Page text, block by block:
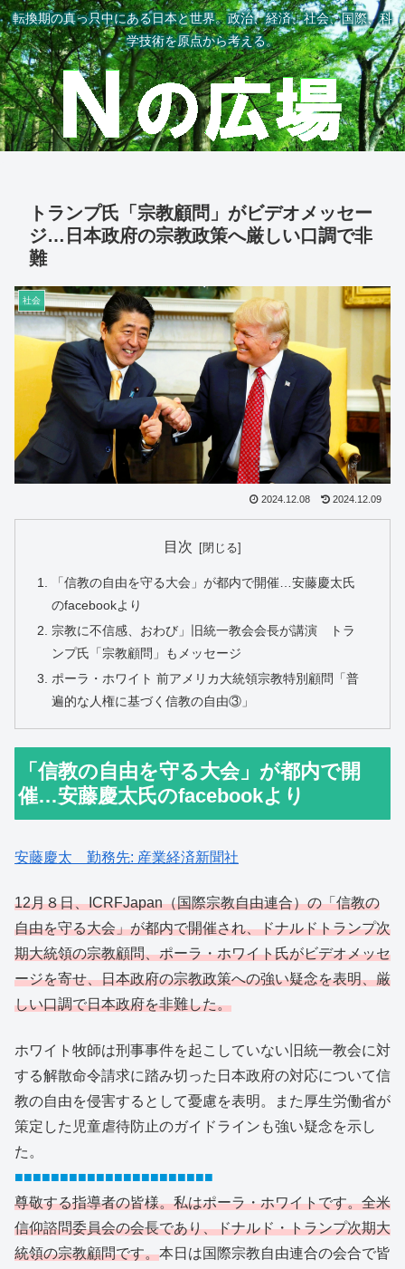
転換期の真っ只中にある日本と世界。政治、経済、社会、国際、科
学技術を原点から考える。
トランプ氏「宗教顧問」がビデオメッセー
ジ…日本政府の宗教政策へ厳しい口調で非
難
社会
2024.12.08 2024.12.09
目次
「信教の自由を守る大会」が都内で開催…安藤慶太氏
のfacebookより
宗教に不信感、おわび」旧統一教会会長が講演 トラ
ンプ氏「宗教顧問」もメッセージ
ポーラ・ホワイト 前アメリカ大統領宗教特別顧問「普
遍的な人権に基づく信教の自由③」
「信教の自由を守る大会」が都内で開
催…安藤慶太氏のfacebookより
安藤慶太 勤務先: 産業経済新聞社
12月８日、ICRFJapan（国際宗教自由連合）の「信教の
自由を守る大会」が都内で開催され、ドナルドトランプ次
期大統領の宗教顧問、ポーラ・ホワイト氏がビデオメッセ
ージを寄せ、日本政府の宗教政策への強い疑念を表明、厳
しい口調で日本政府を非難した。
ホワイト牧師は刑事事件を起こしていない旧統一教会に対
する解散命令請求に踏み切った日本政府の対応について信
教の自由を侵害するとして憂慮を表明。また厚生労働省が
策定した児童虐待防止のガイドラインも強い疑念を示し
た。
■■■■■■■■■■■■■■■■■■■■■■
尊敬する指導者の皆様。私はポーラ・ホワイトです。全米
信仰諮問委員会の会長であり、ドナルド・トランプ次期大
統領の宗教顧問です。本日は国際宗教自由連合の会合で皆